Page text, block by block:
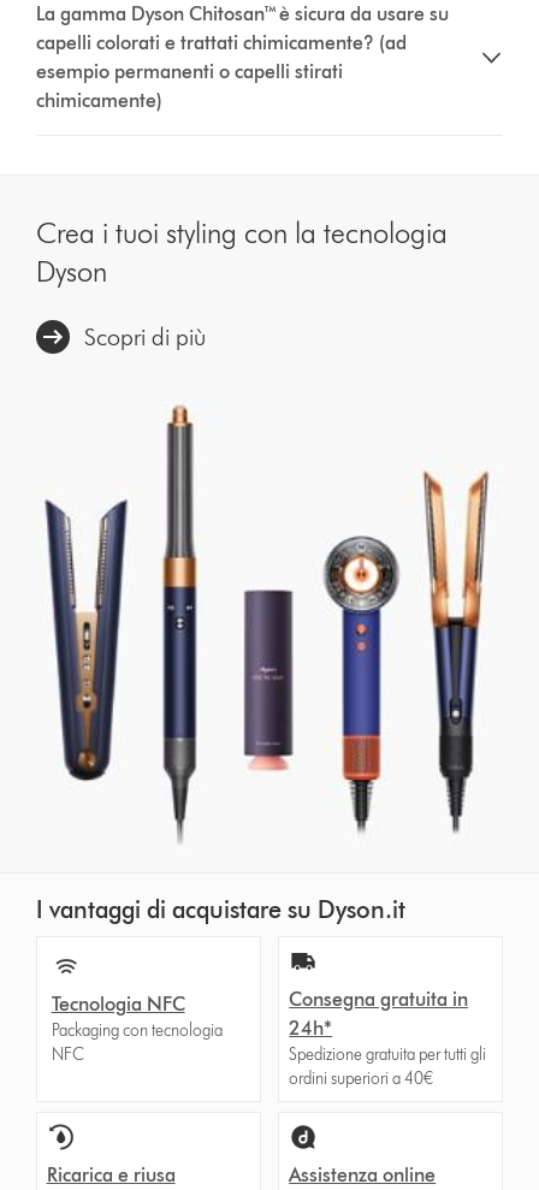
La gamma Dyson Chitosan™ è sicura da usare su
capelli colorati e trattati chimicamente? (ad
esempio permanenti o capelli stirati
chimicamente)
Crea i tuoi styling con la tecnologia
Dyson
Scopri di più
I vantaggi di acquistare su Dyson.it
Tecnologia NFC
Packaging con tecnologia
NFC
Consegna gratuita in
24h*
Spedizione gratuita per tutti gli
ordini superiori a 40€
Ricarica e riusa Assistenza online